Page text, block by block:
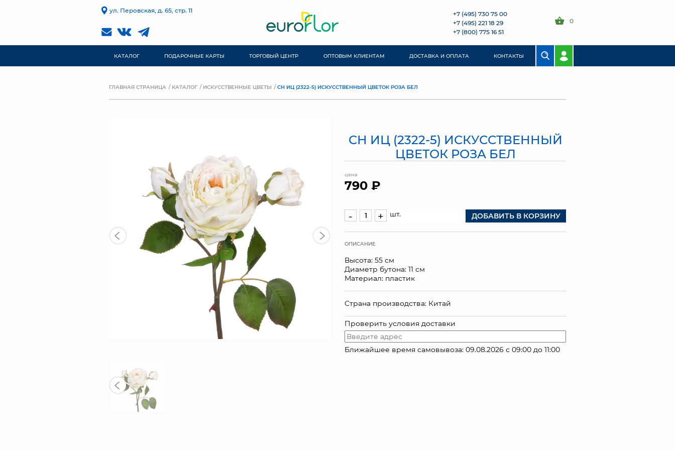
ул. Перовская, д. 65, стр. 11
+7 (495) 730 75 00
+7 (495) 221 18 29
+7 (800) 775 16 51
0
КАТАЛОГ ПОДАРОЧНЫЕ КАРТЫ ТОРГОВЫЙ ЦЕНТР ОПТОВЫМ КЛИЕНТАМ ДОСТАВКА И ОПЛАТА КОНТАКТЫ
ГЛАВНАЯ СТРАНИЦА КАТАЛОГ ИСКУССТВЕННЫЕ ЦВЕТЫ СН ИЦ (2322-5) ИСКУССТВЕННЫЙ ЦВЕТОК РОЗА БЕЛ
СН ИЦ (2322-5) ИСКУССТВЕННЫЙ
ЦВЕТОК РОЗА БЕЛ
цена
790 ₽
- + шт. ДОБАВИТЬ В КОРЗИНУ
ОПИСАНИЕ
Высота: 55 см
Диаметр бутона: 11 см
Материал: пластик
Страна производства: Китай
Проверить условия доставки
Ближайшее время самовывоза: 09.08.2026 с 09:00 до 11:00